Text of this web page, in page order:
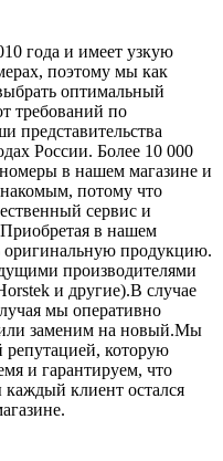
года и имеет узкую
поэтому мы как
оптимальный
требований по
представительства
России. Более 10 000
в нашем магазине и
потому что
сервис и
в нашем
оригинальную продукцию.
производителями
и другие).В случае
мы оперативно
заменим на новый.Мы
которую
и гарантируем, что
клиент остался